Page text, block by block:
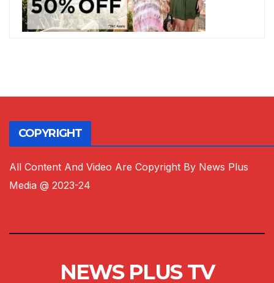
COPYRIGHT
All Content And Video Are Copyright By News Plus
Media @ 2023-24
NEWS PLUS TV